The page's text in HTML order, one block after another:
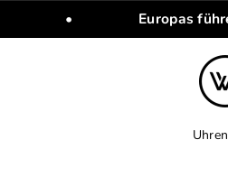
• Europas
Uhren